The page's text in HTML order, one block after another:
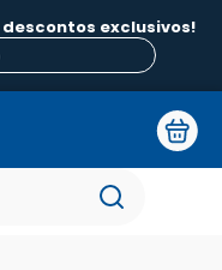
exclusivos!